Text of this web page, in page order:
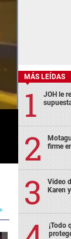
MÁS LEÍDAS
JOH le
firme
Video
Karen
¡Todo